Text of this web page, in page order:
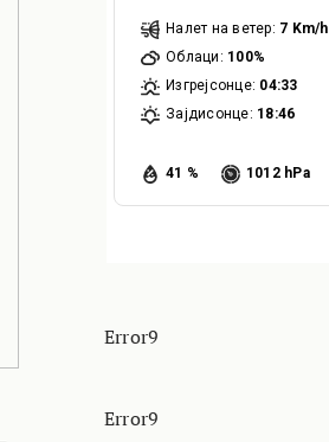
41 % 1012 hPa
Налет на ветер: 7 Km/h
Облаци: 100%
Изгрејсонце: 04:33
Зајдисонце: 18:46
Error9
Error9